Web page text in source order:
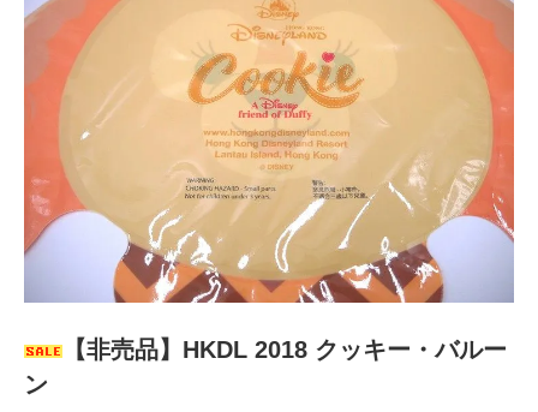
【非売品】HKDL 2018 クッキー・バルー
ン